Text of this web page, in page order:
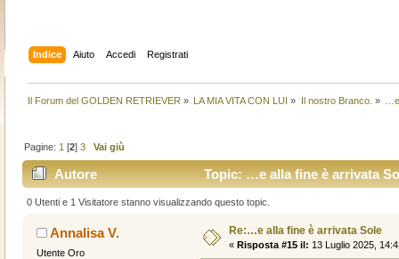
Indice Aiuto Accedi Registrati
Il Forum del GOLDEN RETRIEVER » LA MIA VITA CON LUI » Il nostro Branco. »
Pagine: 1 [2]3 Vai giù
Autore Topic: …e alla fine è arrivata
0 Utenti e 1 Visitatore stanno visualizzando questo topic.
Annalisa V.
Utente Oro
Re:…e alla fine è arrivata Sole
« Risposta #15 il: 13 Luglio 2025,